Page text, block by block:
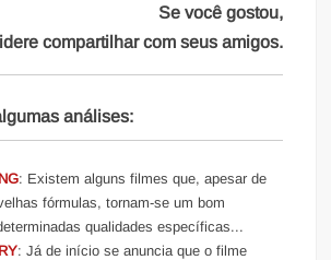
Se você gostou,
compartilhar com seus amigos.
análises:
: Existem alguns filmes que, apesar de
fórmulas, tornam-se um bom
qualidades específicas...
: Já de início se anuncia que o filme